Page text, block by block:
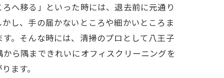
へ移る」といった時には、退去前に元通り
し、手の届かないところや細かいところま
。そんな時には、清掃のプロとして八王子
ら隅まできれいにオフィスクリーニングを
ます。